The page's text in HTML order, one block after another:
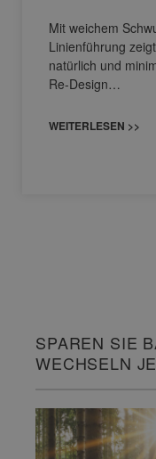
Mit weichem
Linienführung
natürlich und
Re-Design…
WEITERLESEN >>
SPAREN SIE
WECHSELN